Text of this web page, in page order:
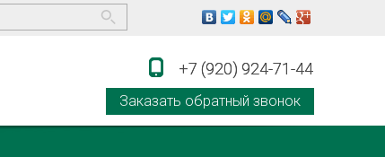
+7 (920) 924-71-44
Заказать обратный звонок
+7 (920) 924-71-44